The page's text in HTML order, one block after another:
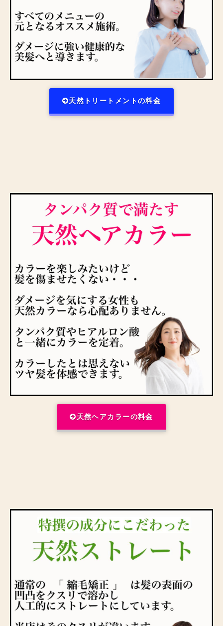
天然トリートメントの料金
天然ヘアカラーの料金